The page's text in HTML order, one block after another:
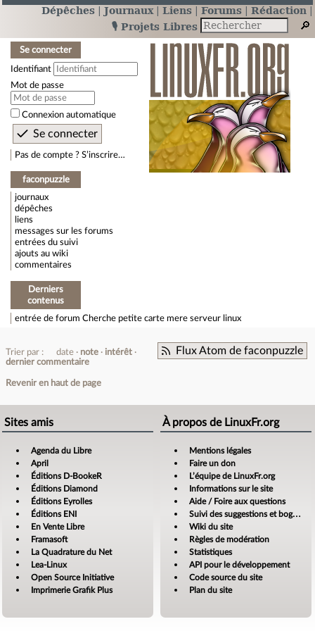
Dépêches Journaux Liens Forums
Rédaction
🎙️ Projets Libres
Se connecter
Identifiant
Mot de passe
Connexion automatique
Pas de compte ? S’inscrire…
faconpuzzle
journaux
dépêches
liens
messages sur les forums
entrées du suivi
ajouts au wiki
commentaires
Derniers
contenus
entrée de forum Cherche petite carte mere serveur linux
Flux Atom de faconpuzzle
Trier par : date note
intérêt
dernier commentaire
Revenir en haut de page
Sites amis
Agenda du Libre
April
Éditions D-BookeR
Éditions Diamond
Éditions Eyrolles
Éditions ENI
En Vente Libre
Framasoft
La Quadrature du Net
Lea-Linux
Open Source Initiative
Imprimerie Grafik Plus
À propos de LinuxFr.org
Mentions légales
Faire un don
L’équipe de LinuxFr.org
Informations sur le site
Aide / Foire aux questions
Suivi des suggestions et bogues
Wiki du site
Règles de modération
Statistiques
API pour le développement
Code source du site
Plan du site